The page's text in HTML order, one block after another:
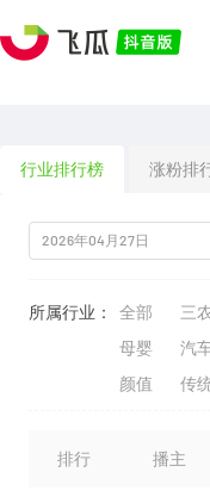
行业排行榜 涨粉排
所属行业： 全部 三
母婴
汽
颜值
传
排行 播主